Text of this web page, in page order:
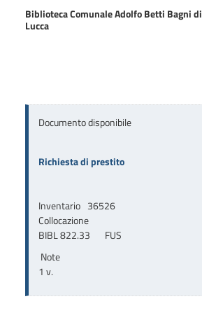
Biblioteca Comunale Adolfo Betti Bagni di
Lucca
Documento disponibile
Richiesta di prestito
Inventario 36526
Collocazione
BIBL 822.33       FUS
Note
1 v.